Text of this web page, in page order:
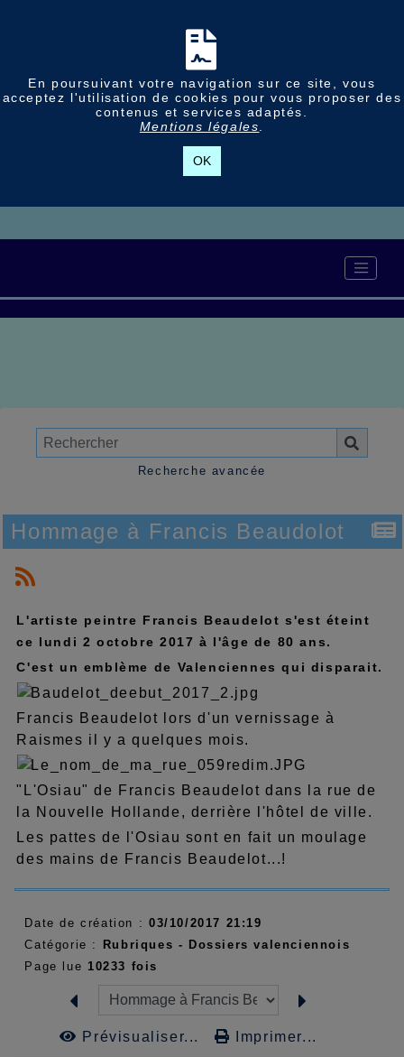
En poursuivant votre navigation sur ce site, vous
acceptez l'utilisation de cookies pour vous proposer des
contenus et services adaptés.
Mentions légales
OK
Recherche avancée
Hommage à Francis Beaudolot
L'artiste peintre Francis Beaudelot s'est éteint
ce lundi 2 octobre 2017 à l'âge de 80 ans.
C'est un emblème de Valenciennes qui disparait.
Francis Beaudelot lors d'un vernissage à
Raismes il y a quelques mois.
"L'Osiau" de Francis Beaudelot dans la rue de
la Nouvelle Hollande, derrière l'hôtel de ville.
Les pattes de l'Osiau sont en fait un moulage
des mains de Francis Beaudelot...!
Date de création : 03/10/2017 21:19
Catégorie :
Rubriques - Dossiers valenciennois
Page lue 10233 fois
Prévisualiser... Imprimer...